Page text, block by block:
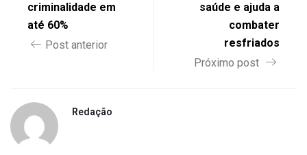
criminalidade em
até 60%
Post anterior
saúde e ajuda a
combater
resfriados
Próximo post
Redação